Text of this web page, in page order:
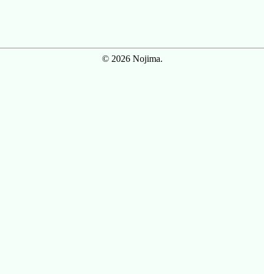
© 2026 Nojima.